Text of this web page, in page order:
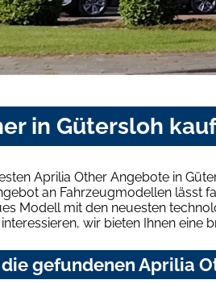
in Gütersloh
Aprilia Other Angebote in
an Fahrzeugmodellen lässt
Modell mit den neuesten
wir bieten Ihnen eine
gefundenen Aprilia